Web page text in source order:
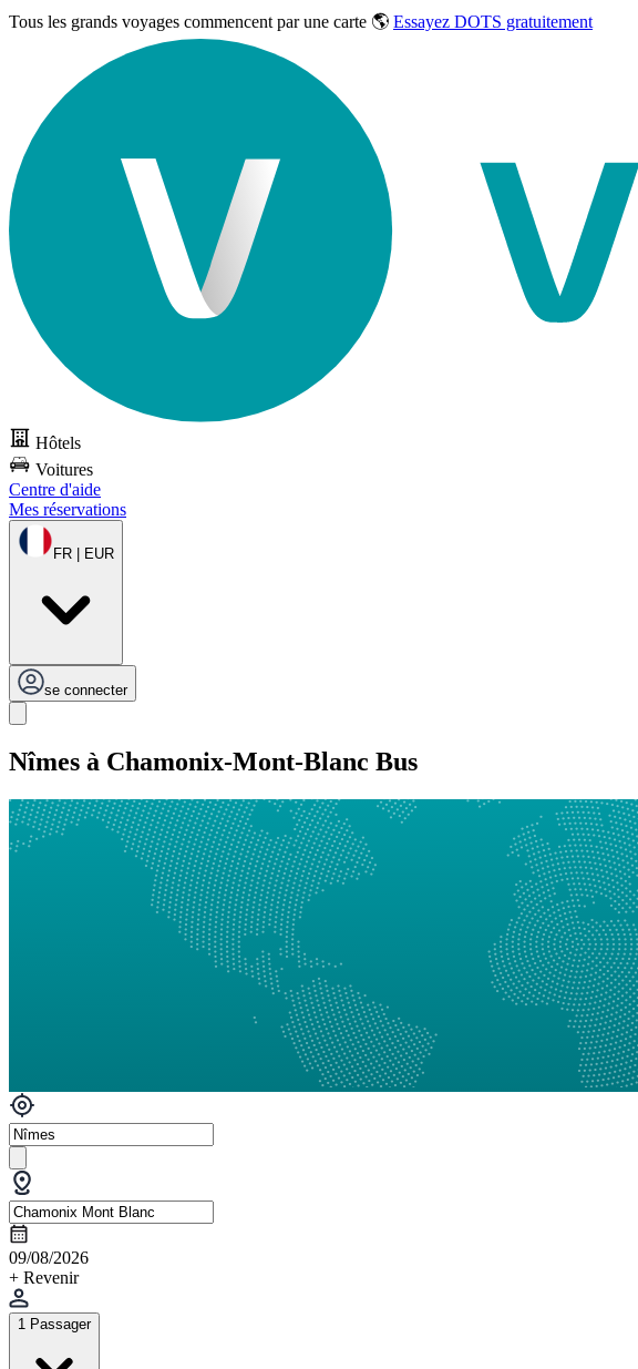
Tous les grands voyages commencent par une carte 🌎 Essayez DOTS gratuitement
Hôtels
Voitures
Centre d'aide
Mes réservations
FR | EUR
se connecter
Nîmes à Chamonix-Mont-Blanc Bus
09/08/2026
+ Revenir
1 Passager